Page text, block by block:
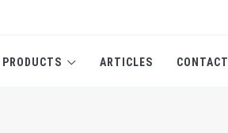
PRODUCTS ARTICLES CONTACT